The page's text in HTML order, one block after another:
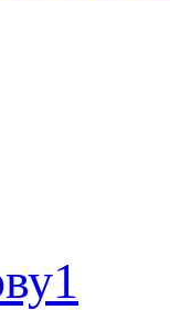
1